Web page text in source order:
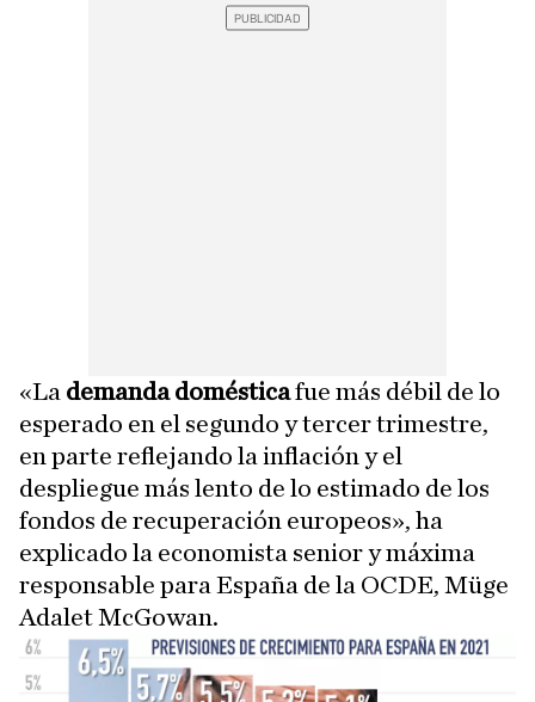
«La demanda domésticafue más débil de lo
esperado en el segundo y tercer trimestre,
en parte reflejando la inflación y el
despliegue más lento de lo estimado de los
fondos de recuperación europeos», ha
explicado la economista senior y máxima
responsable para España de la OCDE, Müge
Adalet McGowan.